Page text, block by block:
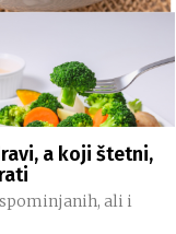
a koji štetni,
ali i